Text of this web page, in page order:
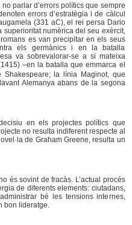
parlar d’errors polítics que sempre
errors d’estratègia i de càlcul
(331 aC), el rei persa Dario
superioritat numèrica del seu exèrcit,
es van precipitar en els seus
els germànics i en la batalla
va sobrevalorar-se a si mateixa
–en la batalla que emmarca el
la línia Maginot, que
Alemanya abans de la segona
en els projectes polítics que
no resulta indiferent respecte al
de Graham Greene, resulta un
és sovint de fracàs. L’actual procés
de diferents elements: ciutadans,
bé les tensions internes,
bon lideratge.